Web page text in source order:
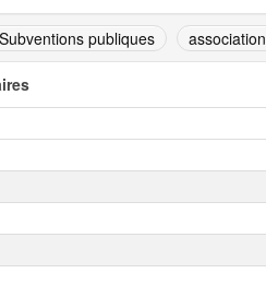
Subventions publiques